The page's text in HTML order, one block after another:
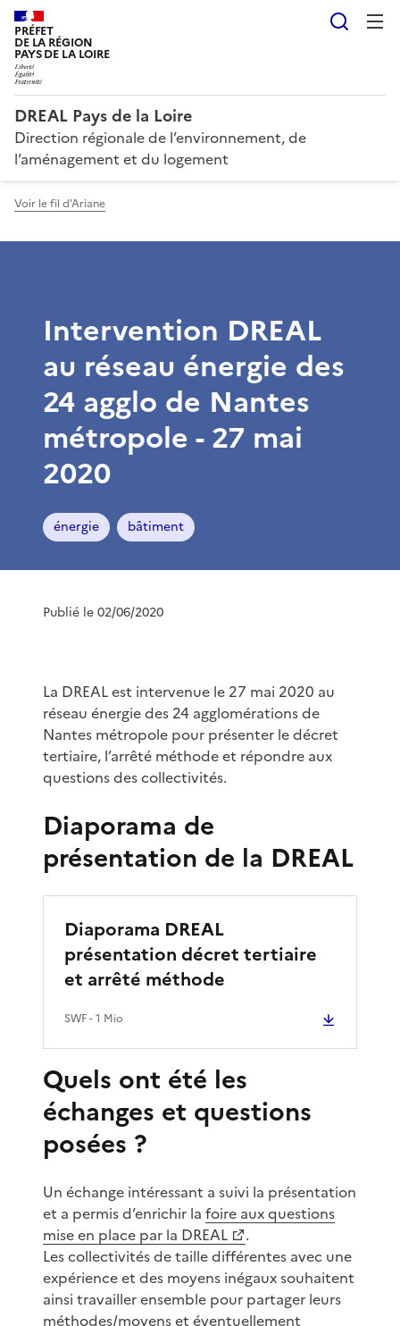
PRÉFET
DE LA RÉGION
PAYS DE LA LOIRE
DREAL Pays de la Loire
Direction régionale de l’environnement, de
l’aménagement et du logement
Voir le fil d'Ariane
Intervention DREAL
au réseau énergie des
24 agglo de Nantes
métropole - 27 mai
2020
énergie bâtiment
Publié le 02/06/2020
La DREAL est intervenue le 27 mai 2020 au
réseau énergie des 24 agglomérations de
Nantes métropole pour présenter le décret
tertiaire, l’arrêté méthode et répondre aux
questions des collectivités.
Diaporama de
présentation de la DREAL
Diaporama DREAL
présentation décret tertiaire
et arrêté méthode
SWF- 1 Mio
Quels ont été les
échanges et questions
posées ?
Un échange intéressant a suivi la présentation
et a permis d’enrichir la foire aux questions
mise en place par la DREAL
.
Les collectivités de taille différentes avec une
expérience et des moyens inégaux souhaitent
ainsi travailler ensemble pour partager leurs
méthodes/moyens et éventuellement